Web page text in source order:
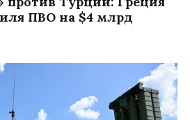
ПВО на $4 млрд